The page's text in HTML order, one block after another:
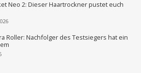
Neo 2: Dieser Haartrockner pustet euch
Roller: Nachfolger des Testsiegers hat ein